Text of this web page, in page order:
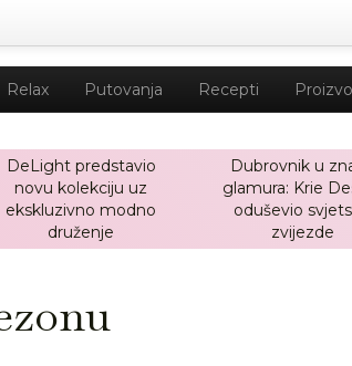
Relax Putovanja Recepti
DeLight predstavio
novu kolekciju uz
ekskluzivno modno
druženje
Dubrovnik u
glamura: Krie
oduševio
zvijezde